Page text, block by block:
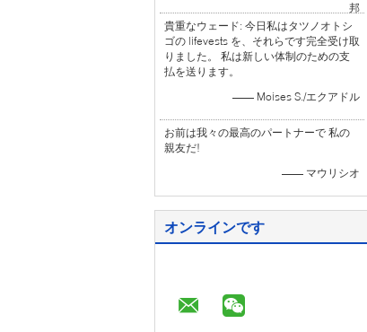
邦
貴重なウェード: 今日私はタツノオトシ
ゴの lifevests を、それらです完全受け取
りました。 私は新しい体制のための支
払を送ります。
—— Moises S./エクアドル
お前は我々の最高のパートナーで 私の
親友だ!
—— マウリシオ
オンラインです